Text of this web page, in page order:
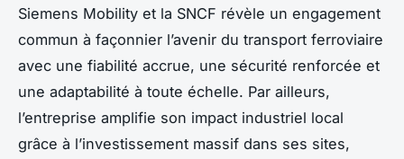
Siemens Mobility et la SNCF révèle un engagement
commun à façonnier l’avenir du transport ferroviaire
avec une fiabilité accrue, une sécurité renforcée et
une adaptabilité à toute échelle. Par ailleurs,
l’entreprise amplifie son impact industriel local
grâce à l’investissement massif dans ses sites,